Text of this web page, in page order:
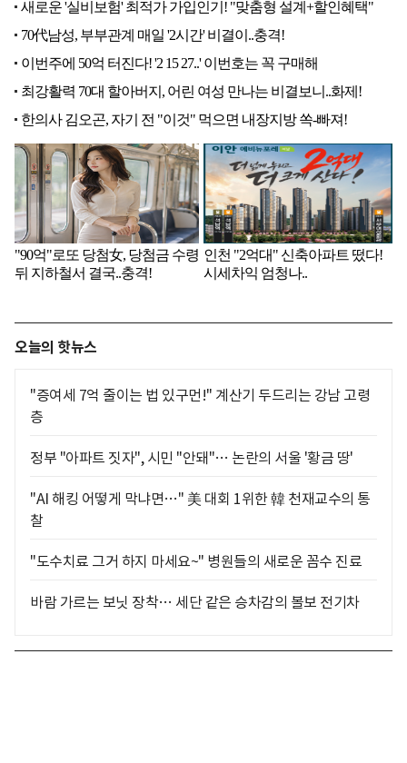
오늘의 핫뉴스
"증여세 7억 줄이는 법 있구먼!" 계산기 두드리는 강남 고령
층
정부 "아파트 짓자", 시민 "안돼"… 논란의 서울 '황금 땅'
"AI 해킹 어떻게 막냐면…" 美 대회 1위한 韓 천재교수의 통
찰
"도수치료 그거 하지 마세요~" 병원들의 새로운 꼼수 진료
바람 가르는 보닛 장착… 세단 같은 승차감의 볼보 전기차